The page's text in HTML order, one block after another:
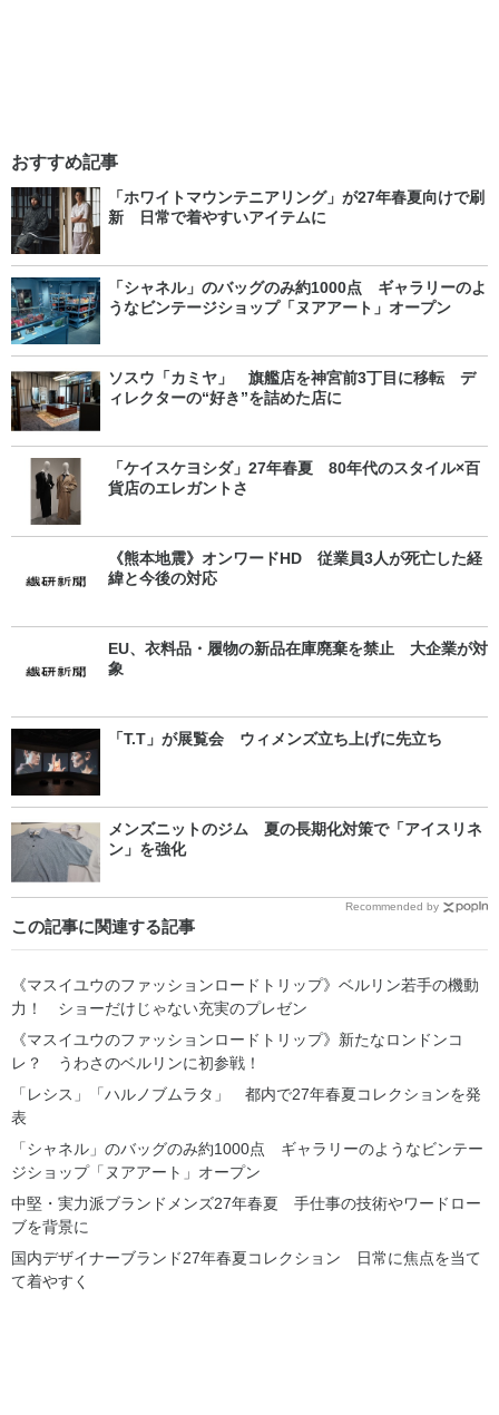
おすすめ記事
「ホワイトマウンテニアリング」が27年春夏向けで刷
新 日常で着やすいアイテムに
「シャネル」のバッグのみ約1000点 ギャラリーのよ
うなビンテージショップ「ヌアアート」オープン
ソスウ「カミヤ」 旗艦店を神宮前3丁目に移転 デ
ィレクターの“好き”を詰めた店に
「ケイスケヨシダ」27年春夏 80年代のスタイル×百
貨店のエレガントさ
《熊本地震》オンワードHD 従業員3人が死亡した経
緯と今後の対応
EU、衣料品・履物の新品在庫廃棄を禁止 大企業が対
象
「T.T」が展覧会 ウィメンズ立ち上げに先立ち
メンズニットのジム 夏の長期化対策で「アイスリネ
ン」を強化
Recommended by
この記事に関連する記事
《マスイユウのファッションロードトリップ》ベルリン若手の機動
力！ ショーだけじゃない充実のプレゼン
《マスイユウのファッションロードトリップ》新たなロンドンコ
レ？ うわさのベルリンに初参戦！
「レシス」「ハルノブムラタ」 都内で27年春夏コレクションを発
表
「シャネル」のバッグのみ約1000点 ギャラリーのようなビンテー
ジショップ「ヌアアート」オープン
中堅・実力派ブランドメンズ27年春夏 手仕事の技術やワードロー
ブを背景に
国内デザイナーブランド27年春夏コレクション 日常に焦点を当て
て着やすく